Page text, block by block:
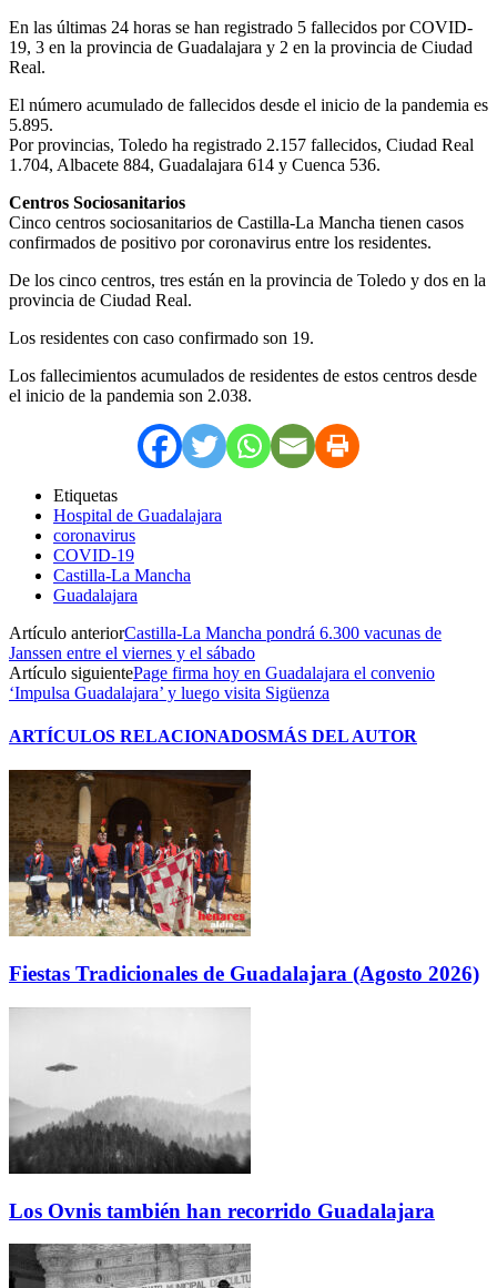
En las últimas 24 horas se han registrado 5 fallecidos por COVID-
19, 3 en la provincia de Guadalajara y 2 en la provincia de Ciudad
Real.
El número acumulado de fallecidos desde el inicio de la pandemia es
5.895.
Por provincias, Toledo ha registrado 2.157 fallecidos, Ciudad Real
1.704, Albacete 884, Guadalajara 614 y Cuenca 536.
Centros Sociosanitarios
Cinco centros sociosanitarios de Castilla-La Mancha tienen casos
confirmados de positivo por coronavirus entre los residentes.
De los cinco centros, tres están en la provincia de Toledo y dos en la
provincia de Ciudad Real.
Los residentes con caso confirmado son 19.
Los fallecimientos acumulados de residentes de estos centros desde
el inicio de la pandemia son 2.038.
Etiquetas
Hospital de Guadalajara
coronavirus
COVID-19
Castilla-La Mancha
Guadalajara
Artículo anteriorCastilla-La Mancha pondrá 6.300 vacunas de
Janssen entre el viernes y el sábado
Artículo siguientePage firma hoy en Guadalajara el convenio
‘Impulsa Guadalajara’ y luego visita Sigüenza
ARTÍCULOS RELACIONADOSMÁS DEL AUTOR
Fiestas Tradicionales de Guadalajara (Agosto 2026)
Los Ovnis también han recorrido Guadalajara